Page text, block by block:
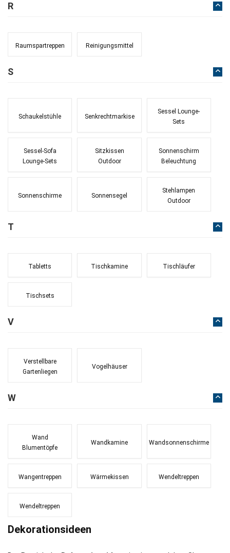
R
Raumspartreppen Reinigungsmittel
S
Schaukelstühle Senkrechtmarkise
Sessel Lounge-
Sets
Sessel-Sofa
Lounge-Sets
Sitzkissen
Outdoor
Sonnenschirm
Beleuchtung
Sonnenschirme Sonnensegel
Stehlampen
Outdoor
T
Tabletts Tischkamine Tischläufer
Tischsets
V
Verstellbare
Gartenliegen
Vogelhäuser
W
Wand
Blumentöpfe
Wandkamine Wandsonnenschirme
Wangentreppen Wärmekissen Wendeltreppen
Wendeltreppen
Dekorationsideen